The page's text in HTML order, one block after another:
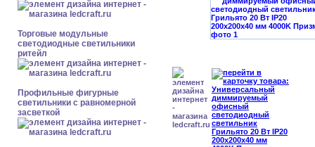
Торговые модульные
светодиодные светильники
ритейл
Профильные фигурные
светильники с равномерной
засветкой